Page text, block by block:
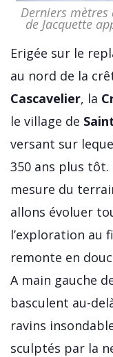
Derniers mètres
de Jacquette
Erigée sur le
au nord de la
Cascavelier, la
le village de
versant sur
350 ans plus
mesure du
allons évoluer
l’exploration au
remonte en
A main gauche
basculent au-
ravins
sculptés par la